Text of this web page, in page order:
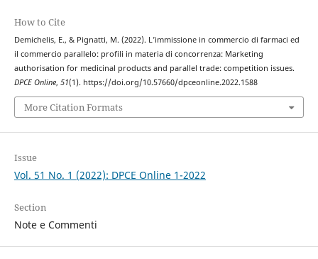
How to Cite
Demichelis, E., & Pignatti, M. (2022). L’immissione in commercio di farmaci ed
il commercio parallelo: profili in materia di concorrenza: Marketing
authorisation for medicinal products and parallel trade: competition issues.
DPCE Online, 51(1). https://doi.org/10.57660/dpceonline.2022.1588
More Citation Formats
Issue
Vol. 51 No. 1 (2022): DPCE Online 1-2022
Section
Note e Commenti